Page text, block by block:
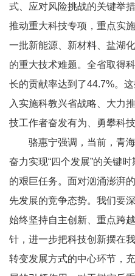
式、应对风险挑战的关键举
推动重大科技专项，重点实
一批新能源、新材料、盐湖
的重大技术难题。全省取得
长的贡献率达到了44.7%。
入实施科教兴省战略、大力
技工作者奋发有为、勇攀科技
骆惠宁强调，当前，青海
奋力实现“四个发展”的关键
的艰巨任务。面对汹涌澎湃
先发展的竞争态势。我们要
始终坚持自主创新、重点跨
针，进一步把科技创新摆在
转变发展方式的中心环节，